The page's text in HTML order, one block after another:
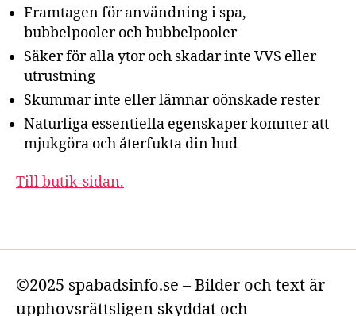
Framtagen för användning i spa,
bubbelpooler och bubbelpooler
Säker för alla ytor och skadar inte VVS eller
utrustning
Skummar inte eller lämnar oönskade rester
Naturliga essentiella egenskaper kommer att
mjukgöra och återfukta din hud
Till butik-sidan.
©2025 spabadsinfo.se – Bilder och text är
upphovsrättsligen skyddat och